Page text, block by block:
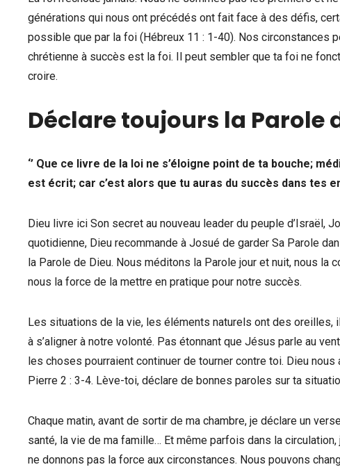
générations qui nous ont précédés ont fait face à des défis,
possible que par la foi (Hébreux 11 : 1-40). Nos circonstances
chrétienne à succès est la foi. Il peut sembler que ta foi ne
croire.
Déclare toujours la Parole
‘’ Que ce livre de la loi ne s’éloigne point de ta bouche;
est écrit; car c’est alors que tu auras du succès dans tes
Dieu livre ici Son secret au nouveau leader du peuple d’Israël,
quotidienne, Dieu recommande à Josué de garder Sa Parole
la Parole de Dieu. Nous méditons la Parole jour et nuit, nous
nous la force de la mettre en pratique pour notre succès.
Les situations de la vie, les éléments naturels ont des oreilles,
à s’aligner à notre volonté. Pas étonnant que Jésus parle au
les choses pourraient continuer de tourner contre toi. Dieu nous
Pierre 2 : 3-4. Lève-toi, déclare de bonnes paroles sur ta
Chaque matin, avant de sortir de ma chambre, je déclare un
santé, la vie de ma famille… Et même parfois dans la
ne donnons pas la force aux circonstances. Nous pouvons